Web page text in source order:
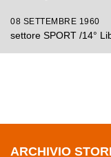
08 SETTEMBRE 1960
settore SPORT /14°
ARCHIVIO